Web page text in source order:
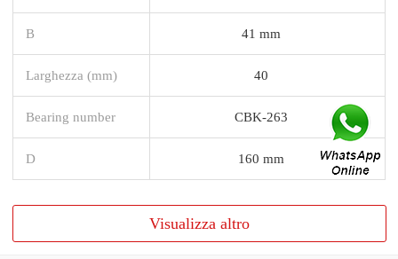
B 41 mm
Larghezza (mm) 40
Bearing number CBK-263
D 160 mm
Visualizza altro